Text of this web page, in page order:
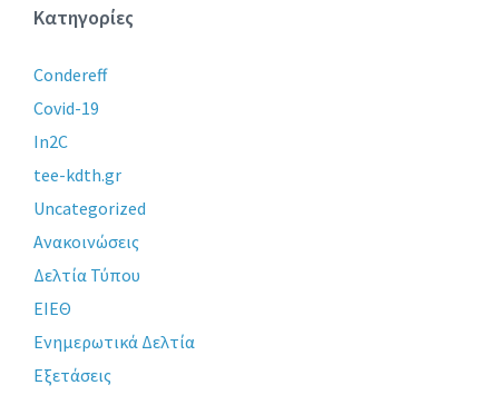
Κατηγορίες
Condereff
Covid-19
In2C
tee-kdth.gr
Uncategorized
Ανακοινώσεις
Δελτία Τύπου
ΕΙΕΘ
Ενημερωτικά Δελτία
Εξετάσεις